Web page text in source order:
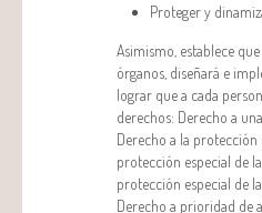
Proteger y
Asimismo, establece
órganos, diseñará e
lograr que a cada
derechos: Derecho a
Derecho a la
protección especial de
protección especial de
Derecho a prioridad de